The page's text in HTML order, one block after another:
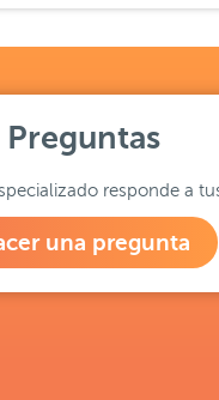
Preguntas
responde a
una pregunta